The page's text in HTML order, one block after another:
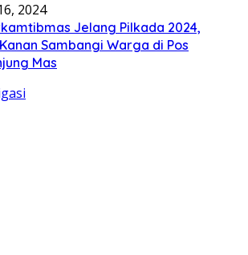
2024
Jelang Pilkada 2024,
Sambangi Warga di Pos
Mas